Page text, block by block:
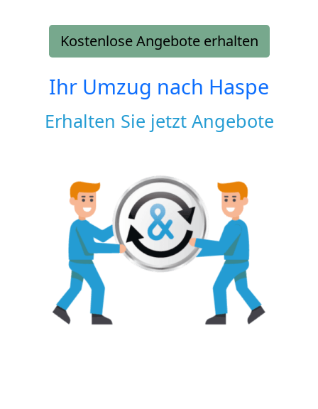
Kostenlose Angebote erhalten
Ihr Umzug nach Haspe
Erhalten Sie jetzt Angebote